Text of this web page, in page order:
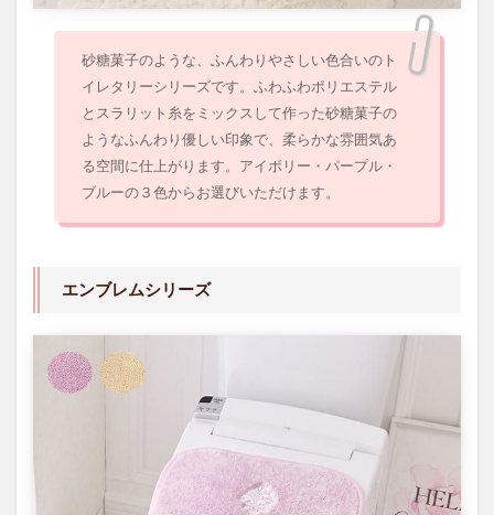
砂糖菓子のような、ふんわりやさしい色合いのト
イレタリーシリーズです。ふわふわポリエステル
とスラリット糸をミックスして作った砂糖菓子の
ようなふんわり優しい印象で、柔らかな雰囲気あ
る空間に仕上がります。アイボリー・パープル・
ブルーの３色からお選びいただけます。
エンブレムシリーズ